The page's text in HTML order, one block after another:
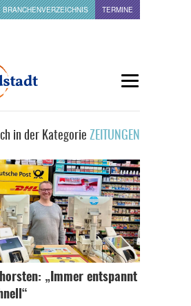
BRANCHENVERZEICHNIS TERMINE
in der Kategorie ZEITUNGEN
„Immer entspannt